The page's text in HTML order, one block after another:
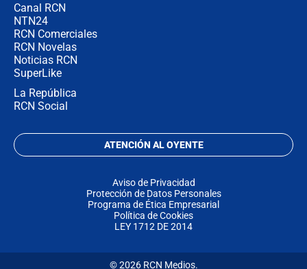
Canal RCN
NTN24
RCN Comerciales
RCN Novelas
Noticias RCN
SuperLike
La República
RCN Social
ATENCIÓN AL OYENTE
Aviso de Privacidad
Protección de Datos Personales
Programa de Ética Empresarial
Política de Cookies
LEY 1712 DE 2014
© 2026 RCN Medios.